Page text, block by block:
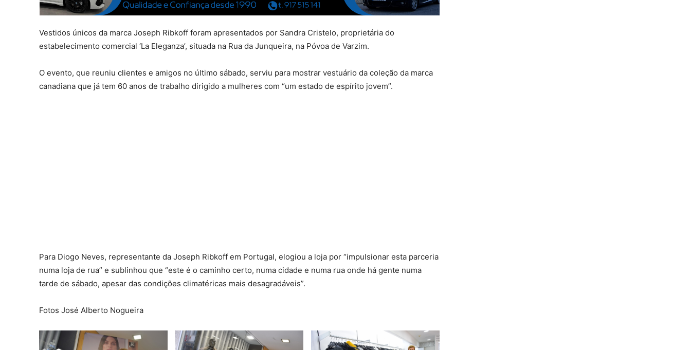
Vestidos únicos da marca Joseph Ribkoff foram apresentados por Sandra Cristelo, proprietária do
estabelecimento comercial ‘La Eleganza’, situada na Rua da Junqueira, na Póvoa de Varzim.
O evento, que reuniu clientes e amigos no último sábado, serviu para mostrar vestuário da coleção da marca
canadiana que já tem 60 anos de trabalho dirigido a mulheres com “um estado de espírito jovem”.
Para Diogo Neves, representante da Joseph Ribkoff em Portugal, elogiou a loja por “impulsionar esta parceria
numa loja de rua” e sublinhou que “este é o caminho certo, numa cidade e numa rua onde há gente numa
tarde de sábado, apesar das condições climatéricas mais desagradáveis”.
Fotos José Alberto Nogueira